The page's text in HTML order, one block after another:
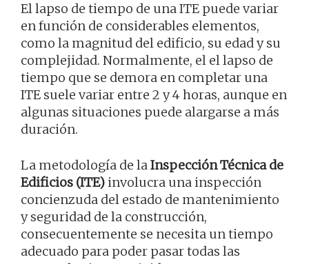
El lapso de tiempo de una ITE puede variar
en función de considerables elementos,
como la magnitud del edificio, su edad y su
complejidad. Normalmente, el el lapso de
tiempo que se demora en completar una
ITE suele variar entre 2 y 4 horas, aunque en
algunas situaciones puede alargarse a más
duración.
La metodología de laInspección Técnica de
Edificios (ITE)involucra una inspección
concienzuda del estado de mantenimiento
y seguridad de la construcción,
consecuentemente se necesita un tiempo
adecuado para poder pasar todas las